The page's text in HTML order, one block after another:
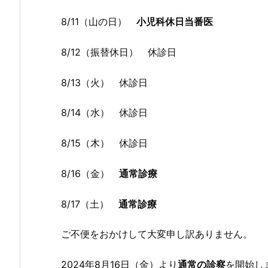
8/11（山の日） 小児科休日当番医
8/12（振替休日） 休診日
8/13（火） 休診日
8/14（水） 休診日
8/15（木） 休診日
8/16（金） 通常診療
8/17（土） 通常診療
ご不便をおかけして大変申し訳ありません。
2024年8月16日（金）より 通常の診察を開始し